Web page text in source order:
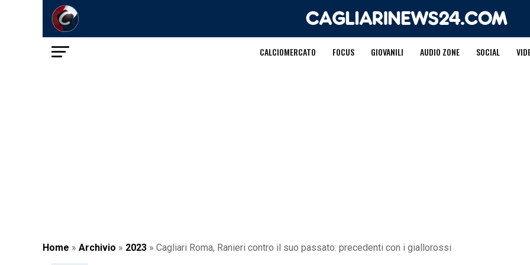
CALCIOMERCATO FOCUS GIOVANILI AUDIO ZONE SOCIAL
Home » Archivio » 2023 » Cagliari Roma, Ranieri contro il suo passato: precedenti con i giallorossi